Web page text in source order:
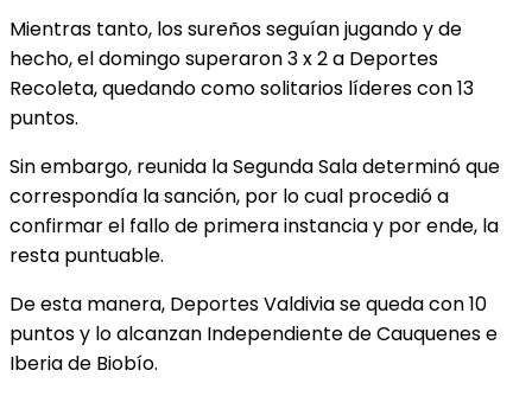
Mientras tanto, los sureños seguían jugando y de
hecho, el domingo superaron 3 x 2 a Deportes
Recoleta, quedando como solitarios líderes con 13
puntos.
Sin embargo, reunida la Segunda Sala determinó que
correspondía la sanción, por lo cual procedió a
confirmar el fallo de primera instancia y por ende, la
resta puntuable.
De esta manera, Deportes Valdivia se queda con 10
puntos y lo alcanzan Independiente de Cauquenes e
Iberia de Biobío.